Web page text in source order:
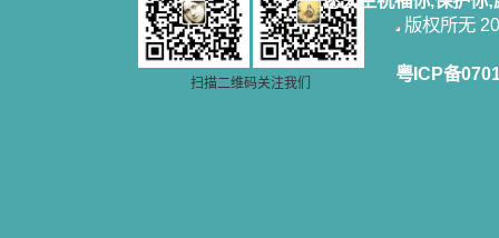
扫描二维码关注我们
版权所无
粤ICP备